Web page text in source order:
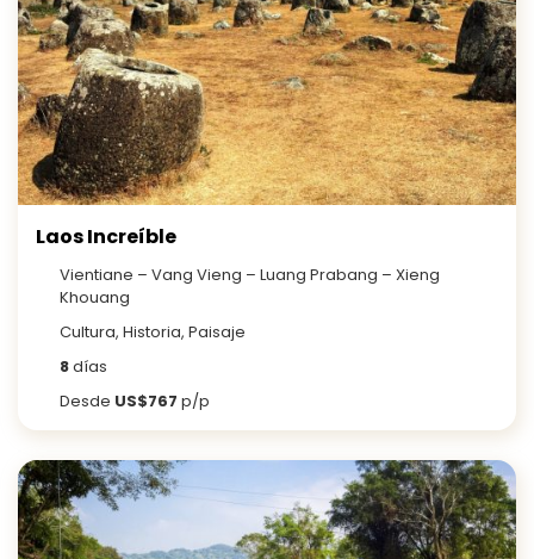
Laos Increíble
Vientiane – Vang Vieng – Luang Prabang – Xieng
Khouang
Cultura, Historia, Paisaje
8días
Desde US$767 p/p